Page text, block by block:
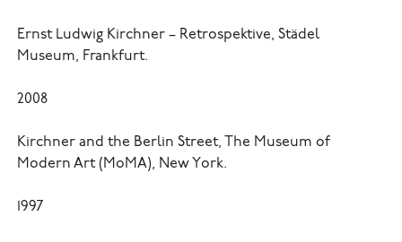
Ernst Ludwig Kirchner – Retrospektive, Städel
Museum, Frankfurt.
2008
Kirchner and the Berlin Street, The Museum of
Modern Art (MoMA), New York.
1997